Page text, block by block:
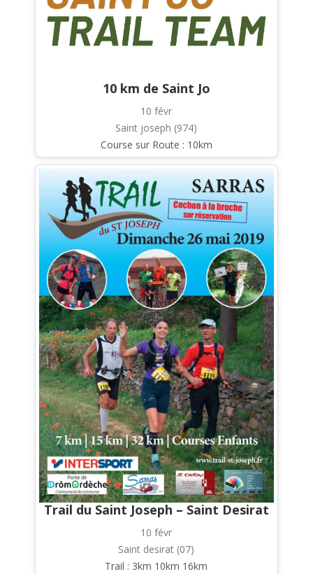
10 km de Saint Jo
10 févr
Saint joseph (974)
Course sur Route : 10km
Trail du Saint Joseph – Saint Desirat
10 févr
Saint desirat (07)
Trail : 3km 10km 16km